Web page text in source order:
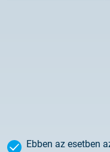
Ebben az esetben